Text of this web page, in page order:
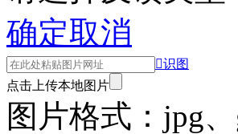
确定取消
识图
点击上传本地图片
图片格式：jpg